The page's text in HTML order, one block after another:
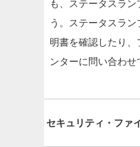
も、ステータスラ
う。ステータスラ
明書を確認したり
ンターに問い合わせ
セキュリティ・ファ